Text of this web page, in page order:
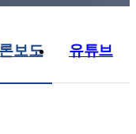
보도 유튜브